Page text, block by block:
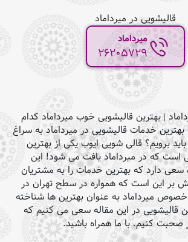
قالیشویی در میرداماد
میرداماد
26205729
| بهترین قالیشویی خوب میرداماد کدام
خدمات قالیشویی در میرداماد به سراغ
برویم؟ قالی شویی ایوب یکی از بهترین
است که در میرداماد یافت می شود! این
سعی دارد که بهترین خدمات را به مشتریان
بر این است که همواره در سطح تهران در
میرداماد به عنوان بهترین ها شناخته
قالیشویی در این مقاله سعی می کنیم که
صحبت کنیم. با ما همراه باشید.